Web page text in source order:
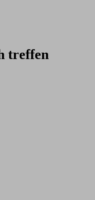
treffen